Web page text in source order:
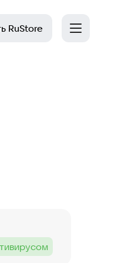
RuStore